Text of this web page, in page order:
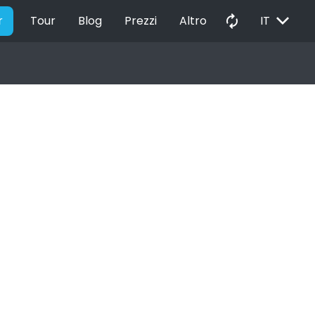
Tour Blog Prezzi Altro autorenew IT EXPAND_MORE